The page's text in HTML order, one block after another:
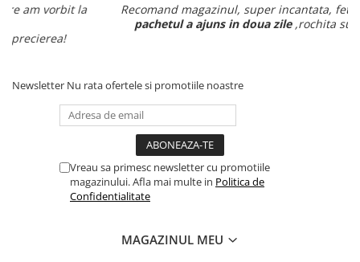
Recomand magazinul, super incantata, fetele de nota zece
pachetul a ajuns in doua zile ,rochita super ,totul ok .
Newsletter Nu rata ofertele si promotiile noastre
Vreau sa primesc newsletter cu promotiile
magazinului. Afla mai multe in Politica de
Confidentialitate
MAGAZINUL MEU